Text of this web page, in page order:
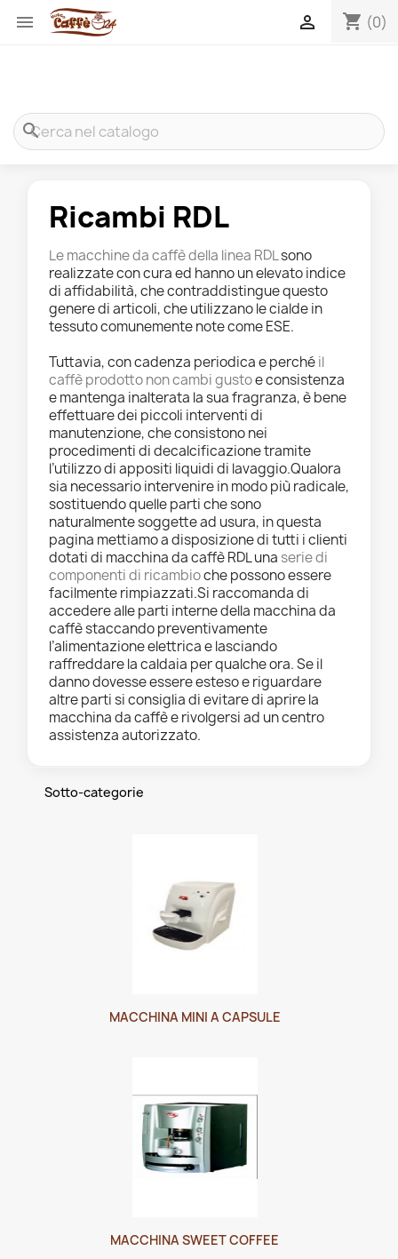
 shopping_cart (0)

search
Ricambi RDL
Le macchine da caffè della linea RDLsono
realizzate con cura ed hanno un elevato indice
di affidabilità, che contraddistingue questo
genere di articoli, che utilizzano le cialde in
tessuto comunemente note come ESE.
Tuttavia, con cadenza periodica e perchéil
caffè prodotto non cambi gustoe consistenza
e mantenga inalterata la sua fragranza, è bene
effettuare dei piccoli interventi di
manutenzione, che consistono nei
procedimenti di decalcificazione tramite
l’utilizzo di appositi liquidi di lavaggio.Qualora
sia necessario intervenire in modo più radicale,
sostituendo quelle parti che sono
naturalmente soggette ad usura, in questa
pagina mettiamo a disposizione di tutti i clienti
dotati di macchina da caffè RDL una serie di
componenti di ricambioche possono essere
facilmente rimpiazzati.Si raccomanda di
accedere alle parti interne della macchina da
caffè staccando preventivamente
l’alimentazione elettrica e lasciando
raffreddare la caldaia per qualche ora. Se il
danno dovesse essere esteso e riguardare
altre parti si consiglia di evitare di aprire la
macchina da caffè e rivolgersi ad un centro
assistenza autorizzato.
Sotto-categorie
MACCHINA MINI A CAPSULE
MACCHINA SWEET COFFEE